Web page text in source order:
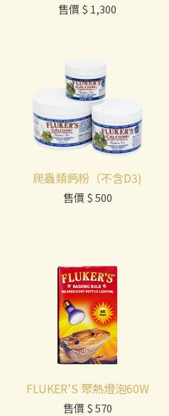
售價 $ 1,300
爬蟲類鈣粉（不含D3)
售價 $ 500
FLUKER'S 聚熱燈泡60W
售價 $ 570